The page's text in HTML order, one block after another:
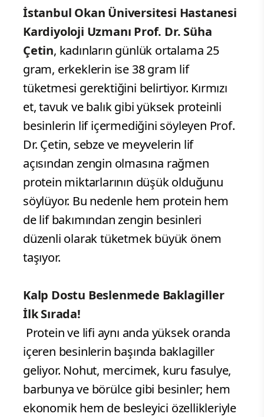
İstanbul Okan Üniversitesi Hastanesi
Kardiyoloji Uzmanı Prof. Dr. Süha
Çetin, kadınların günlük ortalama 25
gram, erkeklerin ise 38 gram lif
tüketmesi gerektiğini belirtiyor. Kırmızı
et, tavuk ve balık gibi yüksek proteinli
besinlerin lif içermediğini söyleyen Prof.
Dr. Çetin, sebze ve meyvelerin lif
açısından zengin olmasına rağmen
protein miktarlarının düşük olduğunu
söylüyor. Bu nedenle hem protein hem
de lif bakımından zengin besinleri
düzenli olarak tüketmek büyük önem
taşıyor.
Kalp Dostu Beslenmede Baklagiller
İlk Sırada!
Protein ve lifi aynı anda yüksek oranda
içeren besinlerin başında baklagiller
geliyor. Nohut, mercimek, kuru fasulye,
barbunya ve börülce gibi besinler; hem
ekonomik hem de besleyici özellikleriyle